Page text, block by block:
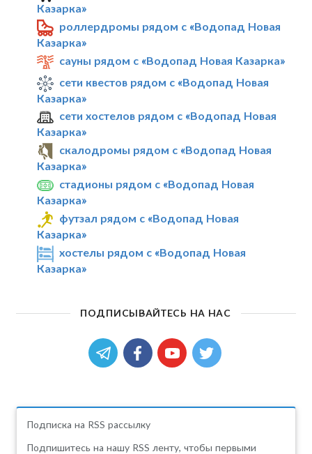
Казарка»
роллердромы рядом с «Водопад Новая
Казарка»
сауны рядом с «Водопад Новая Казарка»
сети квестов рядом с «Водопад Новая
Казарка»
сети хостелов рядом с «Водопад Новая
Казарка»
скалодромы рядом с «Водопад Новая
Казарка»
стадионы рядом с «Водопад Новая
Казарка»
футзал рядом с «Водопад Новая
Казарка»
хостелы рядом с «Водопад Новая
Казарка»
ПОДПИСЫВАЙТЕСЬ НА НАС
Подписка на RSS рассылку
Подпишитесь на нашу RSS ленту, чтобы первыми